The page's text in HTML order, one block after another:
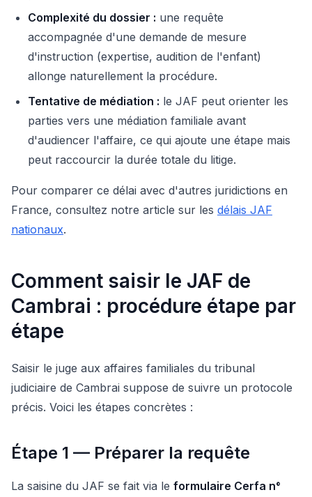
Complexité du dossier : une requête
accompagnée d'une demande de mesure
d'instruction (expertise, audition de l'enfant)
allonge naturellement la procédure.
Tentative de médiation : le JAF peut orienter les
parties vers une médiation familiale avant
d'audiencer l'affaire, ce qui ajoute une étape mais
peut raccourcir la durée totale du litige.
Pour comparer ce délai avec d'autres juridictions en
France, consultez notre article sur les délais JAF
nationaux.
Comment saisir le JAF de
Cambrai : procédure étape par
étape
Saisir le juge aux affaires familiales du tribunal
judiciaire de Cambrai suppose de suivre un protocole
précis. Voici les étapes concrètes :
Étape 1 — Préparer la requête
La saisine du JAF se fait via le formulaire Cerfa n°